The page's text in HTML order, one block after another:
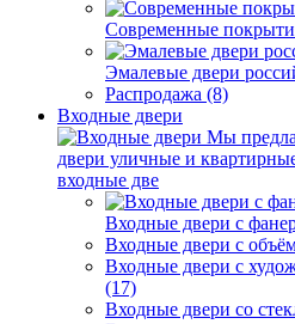
Современные
Эмалевые двери
Распродажа (8)
Входные двери
Мы
двери уличные и
входные две
Входные двери с
Входные двери с
Входные двери с
(17)
Входные двери со